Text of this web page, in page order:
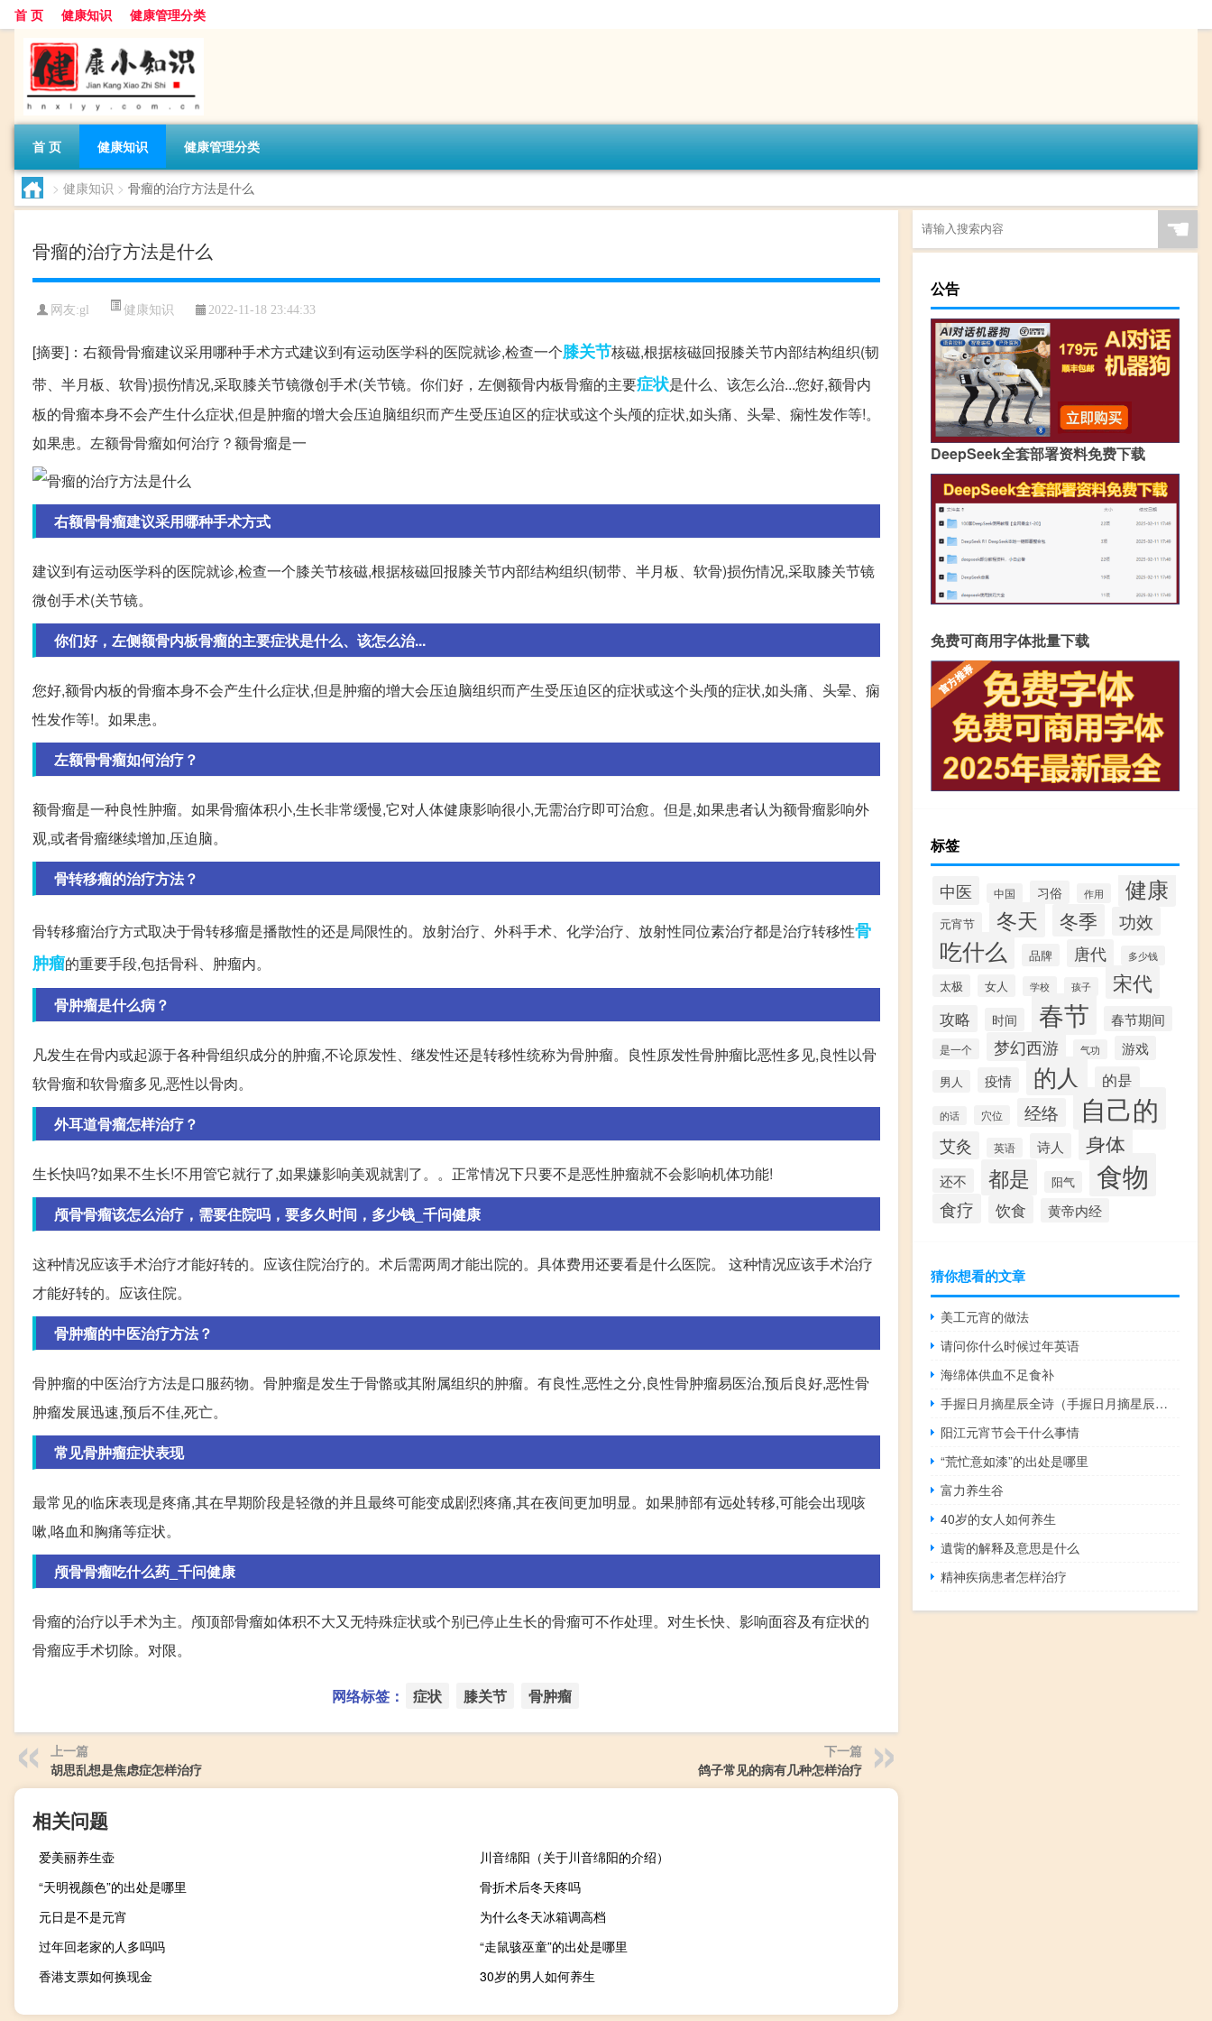
首 页 健康知识 健康管理分类
首 页 健康知识 健康管理分类
> 健康知识 > 骨瘤的治疗方法是什么
骨瘤的治疗方法是什么
网友:gl 健康知识 2022-11-18 23:44:33
[摘要]：右额骨骨瘤建议采用哪种手术方式建议到有运动医学科的医院就诊,检查一个膝关节核磁,根据核磁回报膝关节内部结构组织(韧
带、半月板、软骨)损伤情况,采取膝关节镜微创手术(关节镜。你们好，左侧额骨内板骨瘤的主要症状是什么、该怎么治...您好,额骨内
板的骨瘤本身不会产生什么症状,但是肿瘤的增大会压迫脑组织而产生受压迫区的症状或这个头颅的症状,如头痛、头晕、痫性发作等!。
如果患。左额骨骨瘤如何治疗？额骨瘤是一
右额骨骨瘤建议采用哪种手术方式
建议到有运动医学科的医院就诊,检查一个膝关节核磁,根据核磁回报膝关节内部结构组织(韧带、半月板、软骨)损伤情况,采取膝关节镜
微创手术(关节镜。
你们好，左侧额骨内板骨瘤的主要症状是什么、该怎么治...
您好,额骨内板的骨瘤本身不会产生什么症状,但是肿瘤的增大会压迫脑组织而产生受压迫区的症状或这个头颅的症状,如头痛、头晕、痫
性发作等!。如果患。
左额骨骨瘤如何治疗？
额骨瘤是一种良性肿瘤。如果骨瘤体积小,生长非常缓慢,它对人体健康影响很小,无需治疗即可治愈。但是,如果患者认为额骨瘤影响外
观,或者骨瘤继续增加,压迫脑。
骨转移瘤的治疗方法？
骨转移瘤治疗方式取决于骨转移瘤是播散性的还是局限性的。放射治疗、外科手术、化学治疗、放射性同位素治疗都是治疗转移性骨
肿瘤的重要手段,包括骨科、肿瘤内。
骨肿瘤是什么病？
凡发生在骨内或起源于各种骨组织成分的肿瘤,不论原发性、继发性还是转移性统称为骨肿瘤。良性原发性骨肿瘤比恶性多见,良性以骨
软骨瘤和软骨瘤多见,恶性以骨肉。
外耳道骨瘤怎样治疗？
生长快吗?如果不生长!不用管它就行了,如果嫌影响美观就割了。。正常情况下只要不是恶性肿瘤就不会影响机体功能!
颅骨骨瘤该怎么治疗，需要住院吗，要多久时间，多少钱_千问健康
这种情况应该手术治疗才能好转的。应该住院治疗的。术后需两周才能出院的。具体费用还要看是什么医院。 这种情况应该手术治疗
才能好转的。应该住院。
骨肿瘤的中医治疗方法？
骨肿瘤的中医治疗方法是口服药物。骨肿瘤是发生于骨骼或其附属组织的肿瘤。有良性,恶性之分,良性骨肿瘤易医治,预后良好,恶性骨
肿瘤发展迅速,预后不佳,死亡。
常见骨肿瘤症状表现
最常见的临床表现是疼痛,其在早期阶段是轻微的并且最终可能变成剧烈疼痛,其在夜间更加明显。如果肺部有远处转移,可能会出现咳
嗽,咯血和胸痛等症状。
颅骨骨瘤吃什么药_千问健康
骨瘤的治疗以手术为主。颅顶部骨瘤如体积不大又无特殊症状或个别已停止生长的骨瘤可不作处理。对生长快、影响面容及有症状的
骨瘤应手术切除。对限。
网络标签： 症状 膝关节 骨肿瘤
上一篇
胡思乱想是焦虑症怎样治疗
下一篇
鸽子常见的病有几种怎样治疗
相关问题
爱美丽养生壶
川音绵阳（关于川音绵阳的介绍）
“天明视颜色”的出处是哪里
骨折术后冬天疼吗
元日是不是元宵
为什么冬天冰箱调高档
过年回老家的人多吗吗
“走鼠骇巫童”的出处是哪里
香港支票如何换现金
30岁的男人如何养生
☚
公告
DeepSeek全套部署资料免费下载
免费可商用字体批量下载
标签
中医 中国 习俗 作用 健康
元宵节 冬天 冬季 功效
吃什么 品牌 唐代 多少钱
太极 女人 学校 孩子 宋代
攻略 时间 春节 春节期间
是一个 梦幻西游 气功 游戏
男人 疫情 的人 的是
的话 穴位 经络 自己的
艾灸 英语 诗人 身体
还不 都是 阳气 食物
食疗 饮食 黄帝内经
猜你想看的文章
美工元宵的做法
请问你什么时候过年英语
海绵体供血不足食补
手握日月摘星辰全诗（手握日月摘星辰全文）
阳江元宵节会干什么事情
“荒忙意如漆”的出处是哪里
富力养生谷
40岁的女人如何养生
遺胔的解释及意思是什么
精神疾病患者怎样治疗